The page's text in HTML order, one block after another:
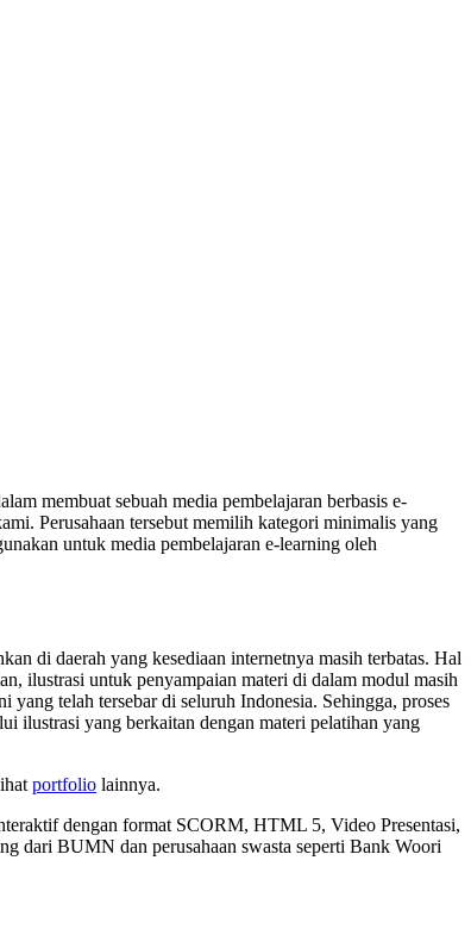
membuat sebuah media pembelajaran berbasis e-
Perusahaan tersebut memilih kategori minimalis yang
untuk media pembelajaran e-learning oleh
di daerah yang kesediaan internetnya masih terbatas. Hal
ilustrasi untuk penyampaian materi di dalam modul masih
yang telah tersebar di seluruh Indonesia. Sehingga, proses
ilustrasi yang berkaitan dengan materi pelatihan yang
portfolio lainnya.
dengan format SCORM, HTML 5, Video Presentasi,
dari BUMN dan perusahaan swasta seperti Bank Woori